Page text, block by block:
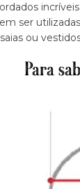
ser
ou
Para